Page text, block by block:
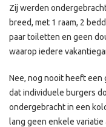
Zij werden
breed, met 1 raam, 2
paar toiletten en geen
waarop iedere
Nee, nog nooit heeft een
dat individuele burgers
ondergebracht in een
lang geen enkele